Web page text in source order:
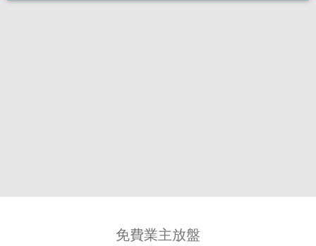
免費業主放盤